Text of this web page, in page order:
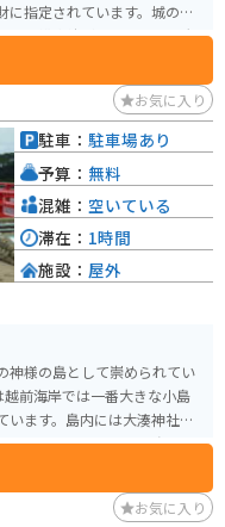
指定されています。城の石
れ、排水性が良いことから大
名所100選」にも選ばれてお
す。また、丸岡城は「日本10
を感じることができる観光ス
お気に入り
神様の島として崇められてい
前海岸では一番大きな小島
ます。島内には大湊神社と
人工物はありません。島を一
堪能できます。 また、
カメ漁が行われており、この
、港は磯の香りに包まれま
駐車： 駐車場あり
予算： 無料
混雑： 空いている
滞在： 1時間
施設： 屋外
お気に入り